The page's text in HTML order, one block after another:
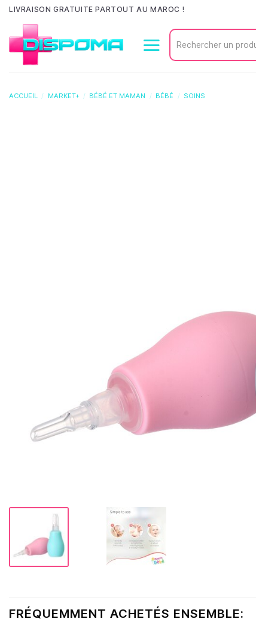
Passer
contenu
LIVRAISON GRATUITE PARTOUT AU MAROC !
Recherche
pour :
ACCUEIL / MARKET+ / BÉBÉ ET MAMAN / BÉBÉ / SOINS
FRÉQUEMMENT ACHETÉS ENSEMBLE: